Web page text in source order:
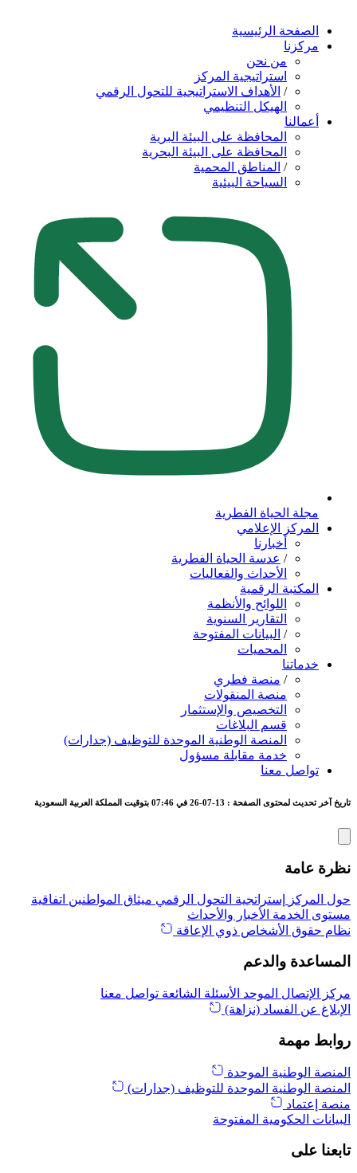
الصفحة الرئيسية
مركزنا
من نحن
استراتيجية المركز
/ الأهداف الاستراتيجية للتحول الرقمي
الهيكل التنظيمي
أعمالنا
المحافظة على البيئة البرية
المحافظة على البيئة البحرية
/ المناطق المحمية
السياحة البيئية
مجلة الحياة الفطرية
المركز الإعلامي
أخبارنا
/ عدسة الحياة الفطرية
الأحداث والفعاليات
المكتبة الرقمية
اللوائح والأنظمة
التقارير السنوية
/ البيانات المفتوحة
المحميات
خدماتنا
/ منصة فطري
منصة المنقولات
التخصيص والإستثمار
قسم البلاغات
المنصة الوطنية الموحدة للتوظيف (جدارات)
خدمة مقابلة مسؤول
تواصل معنا
تاريخ آخر تحديث لمحتوى الصفحة : 13-07-26 في 07:46 بتوقيت المملكة العربية السعودية
نظرة عامة
حول المركز إستراتجية التحول الرقمي ميثاق المواطنين اتفاقية
مستوى الخدمة الأخبار والأحداث
نظام حقوق الأشخاص ذوي الإعاقة
المساعدة والدعم
مركز الإتصال الموحد الأسئلة الشائعة تواصل معنا
الإبلاغ عن الفساد (نزاهة)
روابط مهمة
المنصة الوطنية الموحدة
المنصة الوطنية الموحدة للتوظيف (جدارات)
منصة إعتماد
البيانات الحكومية المفتوحة
تابعنا على